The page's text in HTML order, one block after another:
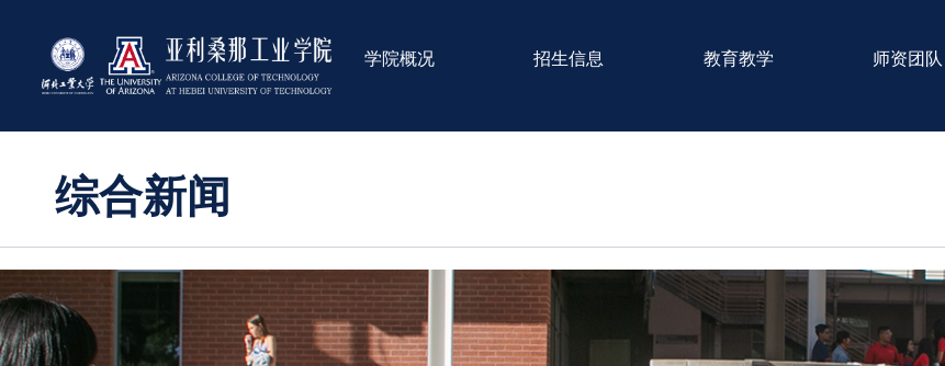
学院概况 招生信息 教育教学 师资团队
综合新闻